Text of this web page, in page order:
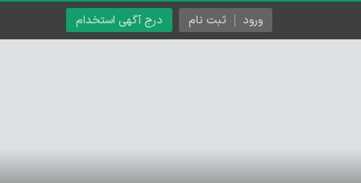
درج آگهی استخدام ورود ثبت نام